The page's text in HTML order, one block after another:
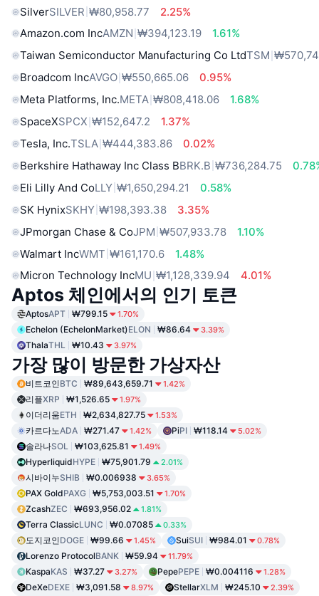
SilverSILVER ₩80,958.77
2.25%
Amazon.com IncAMZN ₩394,123.19
1.61%
Taiwan Semiconductor Manufacturing Co LtdTSM
Broadcom IncAVGO ₩550,665.06
0.95%
Meta Platforms, Inc.META ₩808,418.06
1.68%
SpaceXSPCX ₩152,647.2
1.37%
Tesla, Inc.TSLA ₩444,383.86
0.02%
Berkshire Hathaway Inc Class BBRK.B ₩736,284.75
Eli Lilly And CoLLY ₩1,650,294.21
0.58%
SK HynixSKHY ₩198,393.38
3.35%
JPmorgan Chase & CoJPM ₩507,933.78
1.10%
Walmart IncWMT ₩161,170.6
1.48%
Micron Technology IncMU ₩1,128,339.94 4.01%
Aptos 체인에서의 인기 토큰
AptosAPT ₩799.15 1.70%
Echelon (EchelonMarket)ELON ₩86.64 3.39%
ThalaTHL ₩10.43 3.97%
가장 많이 방문한 가상자산
비트코인BTC ₩89,643,659.71 1.42%
리플XRP ₩1,526.65 1.97%
이더리움ETH ₩2,634,827.75 1.53%
카르다노ADA ₩271.47 1.42% PiPI ₩118.14 5.02%
솔라나SOL ₩103,625.81 1.49%
HyperliquidHYPE ₩75,901.79 2.01%
시바이누SHIB ₩0.006938 3.65%
PAX GoldPAXG ₩5,753,003.51 1.70%
ZcashZEC ₩693,956.02 1.81%
Terra ClassicLUNC ₩0.07085 0.33%
도지코인DOGE ₩99.66 1.45% SuiSUI ₩984.01 0.78%
Lorenzo ProtocolBANK ₩59.94 11.79%
KaspaKAS ₩37.27 3.27% PepePEPE ₩0.004116 1.28%
DeXeDEXE ₩3,091.58 8.97% StellarXLM ₩245.10 2.39%